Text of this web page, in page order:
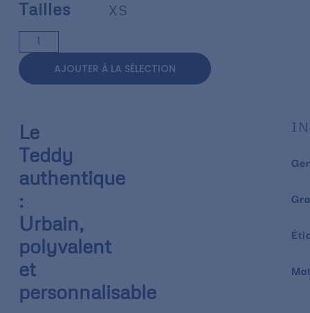
Tailles XS
AJOUTER À LA SÉLECTION
Le
Teddy
authentique
:
Urbain,
polyvalent
et
personnalisable